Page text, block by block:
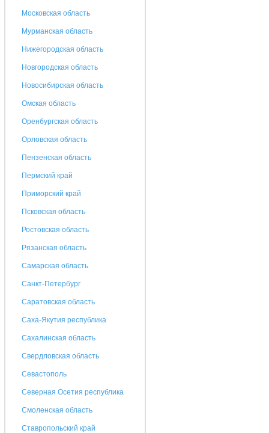
Московская область
Мурманская область
Нижегородская область
Новгородская область
Новосибирская область
Омская область
Оренбургская область
Орловская область
Пензенская область
Пермский край
Приморский край
Псковская область
Ростовская область
Рязанская область
Самарская область
Санкт-Петербург
Саратовская область
Саха-Якутия республика
Сахалинская область
Свердловская область
Севастополь
Северная Осетия республика
Смоленская область
Ставропольский край